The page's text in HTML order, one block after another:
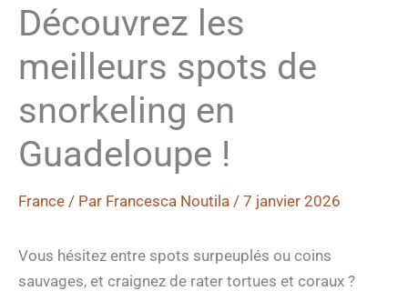
Découvrez les
meilleurs spots de
snorkeling en
Guadeloupe !
France / Par Francesca Noutila / 7 janvier 2026
Vous hésitez entre spots surpeuplés ou coins
sauvages, et craignez de rater tortues et coraux ?